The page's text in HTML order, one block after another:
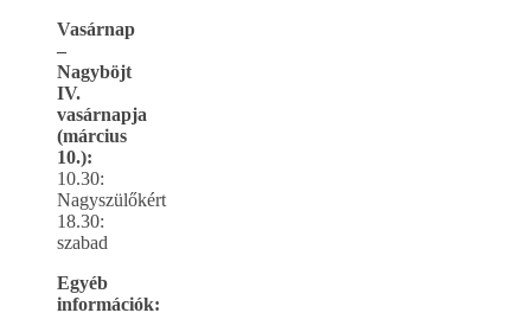
Vasárnap
–
Nagyböjt
IV.
vasárnapja
(március
10.):
10.30:
Nagyszülőkért
18.30:
szabad
Egyéb
információk: